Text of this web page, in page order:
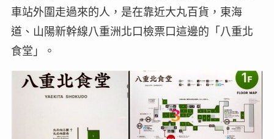
車站外圍走過來的人，是在靠近大丸百貨，東海
道、山陽新幹線八重洲北口檢票口這邊的「八重北
食堂」。